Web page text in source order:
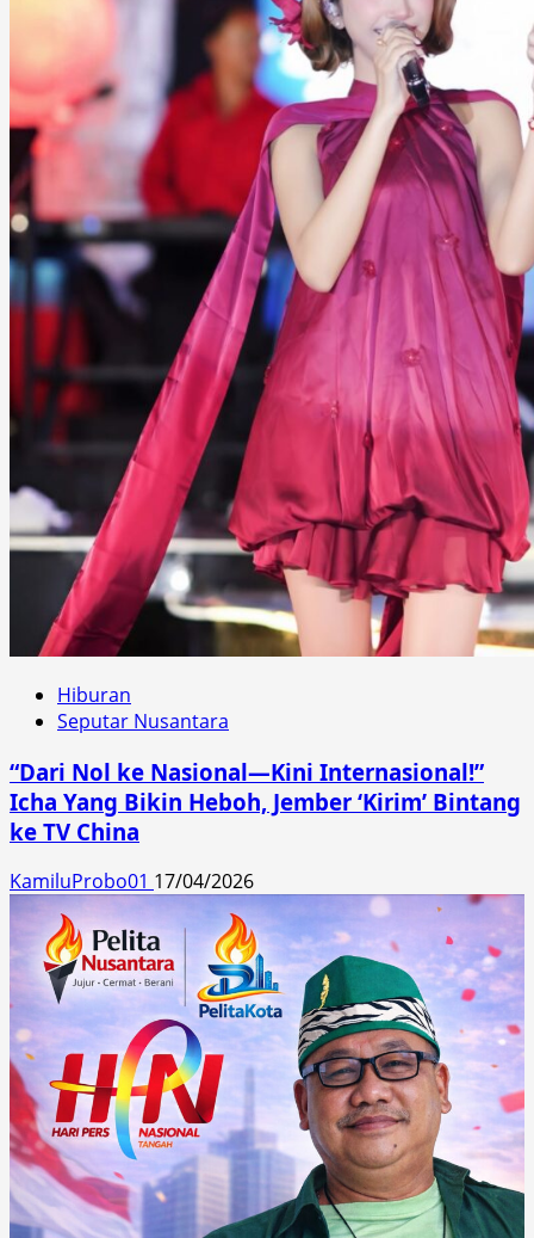
Hiburan
Seputar Nusantara
“Dari Nol ke Nasional—Kini Internasional!”
Icha Yang Bikin Heboh, Jember ‘Kirim’ Bintang
ke TV China
KamiluProbo01 17/04/2026